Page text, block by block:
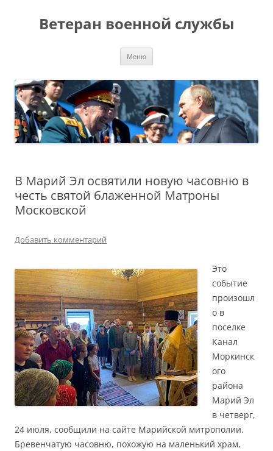
Ветеран военной службы
Меню
В Марий Эл освятили новую часовню в
честь святой блаженной Матроны
Московской
Добавить комментарий
Это
событие
произошл
о в
поселке
Канал
Моркинск
ого
района
Марий Эл
в четверг,
24 июля, сообщили на сайте Марийской митрополии.
Бревенчатую часовню, похожую на маленький храм,